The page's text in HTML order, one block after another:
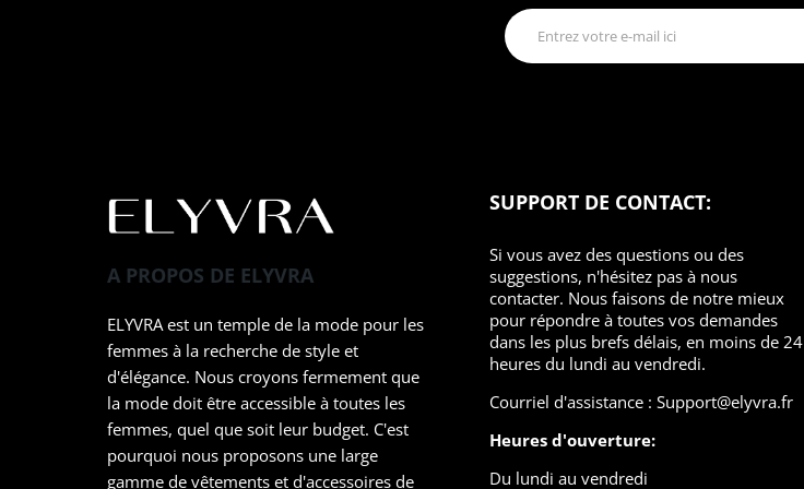
A PROPOS DE ELYVRA
ELYVRA est un temple de la mode pour les
femmes à la recherche de style et
d'élégance. Nous croyons fermement que
la mode doit être accessible à toutes les
femmes, quel que soit leur budget. C'est
pourquoi nous proposons une large
gamme de vêtements et d'accessoires de
SUPPORT DE CONTACT:
Si vous avez des questions ou des
suggestions, n'hésitez pas à nous
contacter. Nous faisons de notre mieux
pour répondre à toutes vos demandes
dans les plus brefs délais, en moins de 24
heures du lundi au vendredi.
Courriel d'assistance : Support@elyvra.fr
Heures d'ouverture:
Du lundi au vendredi